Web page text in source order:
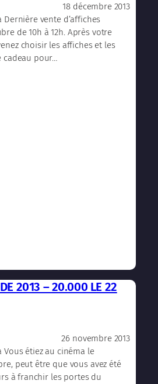
18 décembre 2013
vente d’affiches
de 10h à 12h. Après votre
choisir les affiches et les
cadeau pour…
2013 – 20.000 LE 22
26 novembre 2013
Vous étiez au cinéma le
peut être que vous avez été
à franchir les portes du